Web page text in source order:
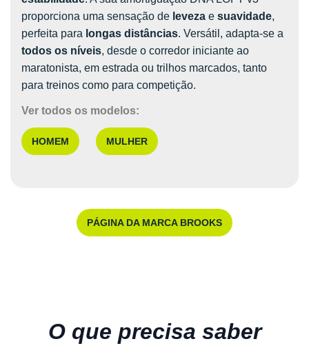
proporciona uma sensação de leveza e suavidade,
perfeita para longas distâncias. Versátil, adapta-se a
todos os níveis, desde o corredor iniciante ao
maratonista, em estrada ou trilhos marcados, tanto
para treinos como para competição.
Ver todos os modelos:
HOMEM MULHER
PÁGINA DA MARCA BROOKS
O que precisa saber